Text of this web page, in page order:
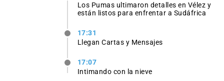
Los Pumas ultimaron detalles en Vélez y
están listos para enfrentar a Sudáfrica
17:31
Llegan Cartas y Mensajes
17:07
Intimando con la nieve